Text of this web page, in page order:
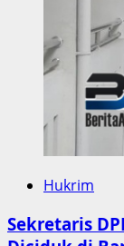
Hukrim
Sekretaris